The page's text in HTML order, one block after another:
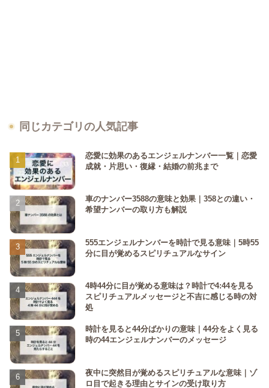
同じカテゴリの人気記事
恋愛に効果のあるエンジェルナンバー一覧｜恋愛
成就・片思い・復縁・結婚の前兆まで
車のナンバー3588の意味と効果｜358との違い・
希望ナンバーの取り方も解説
555エンジェルナンバーを時計で見る意味｜5時55
分に目が覚めるスピリチュアルなサイン
4時44分に目が覚める意味は？時計で4:44を見る
スピリチュアルメッセージと不吉に感じる時の対
処
時計を見ると44分ばかりの意味｜44分をよく見る
時の44エンジェルナンバーのメッセージ
夜中に突然目が覚めるスピリチュアルな意味｜ゾ
ロ目で起きる理由とサインの受け取り方